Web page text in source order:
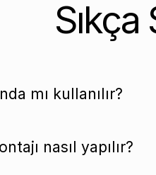
mı kullanılır?
nasıl yapılır?